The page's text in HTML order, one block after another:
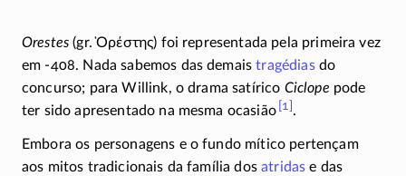
Orestes(gr.Ὀρέστης) foi representada pela primeira vez
em -408. Nada sabemos das demaistragédiasdo
concurso; para Willink, o drama satírico Ciclope pode
ter sido apresentado na mesma ocasião [1] .
Embora os personagens e o fundo mítico pertençam
aos mitos tradicionais da família dosatridas e das